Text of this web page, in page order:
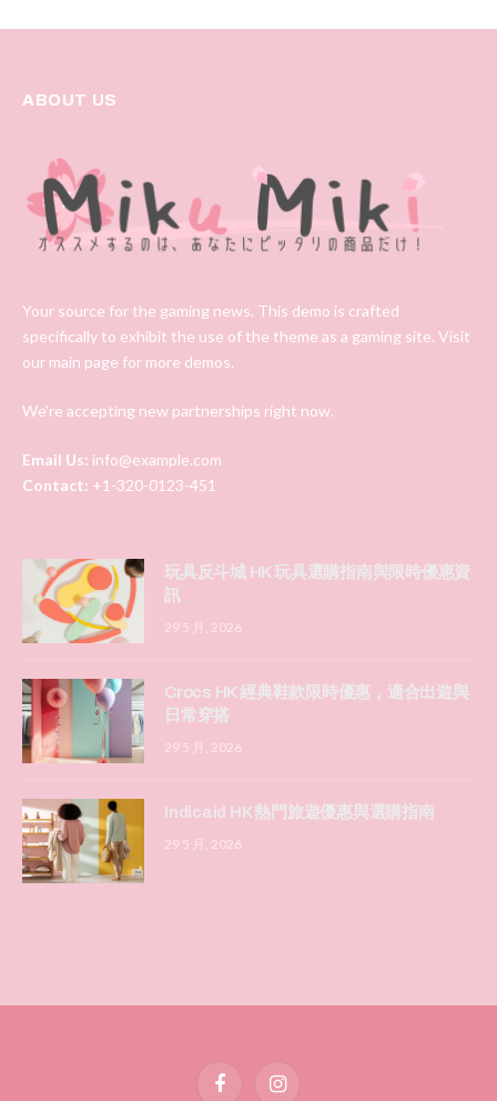
ABOUT US
Your source for the gaming news. This demo is crafted
specifically to exhibit the use of the theme as a gaming site. Visit
our main page for more demos.
We're accepting new partnerships right now.
Email Us: info@example.com
Contact: +1-320-0123-451
玩具反斗城 HK 玩具選購指南與限時優惠資
訊
29 5 月, 2026
Crocs HK 經典鞋款限時優惠，適合出遊與
日常穿搭
29 5 月, 2026
Indicaid HK 熱門旅遊優惠與選購指南
29 5 月, 2026
FacebookInstagram